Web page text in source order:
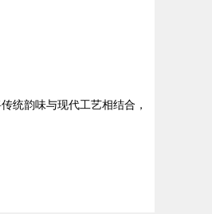
统韵味与现代工艺相结合，